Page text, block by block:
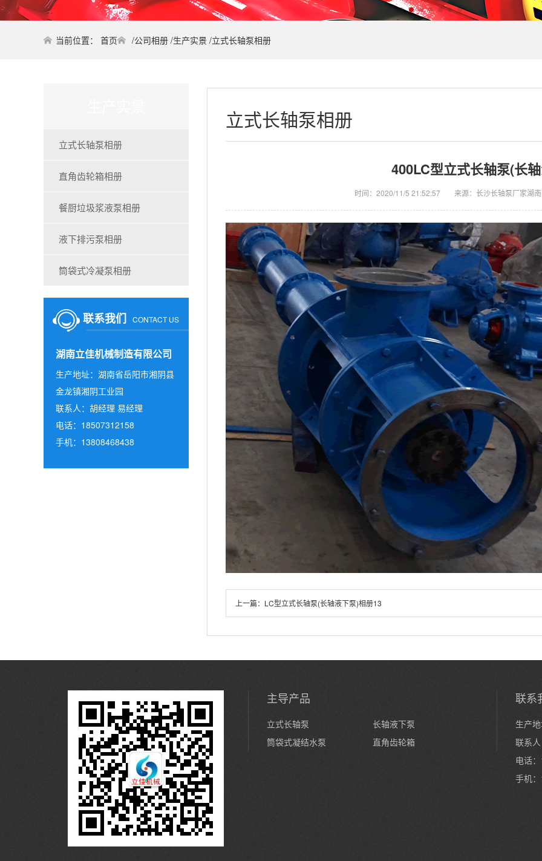
当前位置： 首页 /公司相册 /生产实景 /立式长轴泵相册
立式长轴泵相册
直角齿轮箱相册
餐厨垃圾浆液泵相册
液下排污泵相册
筒袋式冷凝泵相册
联系我们 CONTACT US
湖南立佳机械制造有限公司
生产地址：湖南省岳阳市湘阴县
金龙镇湘阴工业园
联系人：胡经理 易经理
电话：18507312158
手机：13808468438
立式长轴泵相册
400LC型立式长轴泵(长
时间：2020/11/5 21:52:57 来源：长沙长轴泵厂家湖
上一篇： LC型立式长轴泵(长轴液下泵)相册13
主导产品
立式长轴泵
长轴液下泵
筒袋式凝结水泵
直角齿轮箱
联系
生产
联系
电话
手机